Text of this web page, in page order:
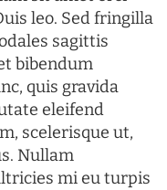
leo. Sed fringilla
sagittis
bibendum
quis gravida
eleifend
scelerisque ut,
Nullam
mi eu turpis